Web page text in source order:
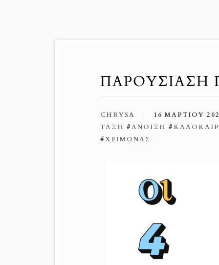
ΠΑΡΟΥΣΊΑΣΗ
CHRYSA 16 ΜΑΡΤΊΟΥ
ΤΆΞΗ #ΆΝΟΙΞΗ #
#ΧΕΙΜΏΝΑΣ